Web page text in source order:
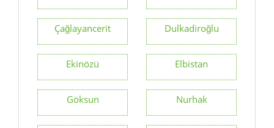
Çağlayancerit Dulkadiroğlu
Ekinözü Elbistan
Göksun Nurhak